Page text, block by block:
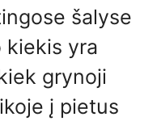
​​šalyse
kiekis yra
grynoji
į pietus